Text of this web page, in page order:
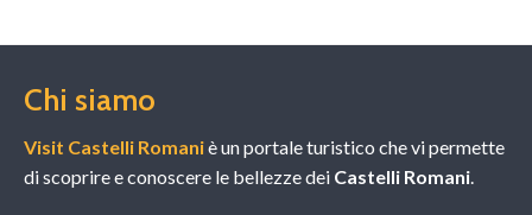
Chi siamo
Visit Castelli Romaniè un portale turistico che vi permette
di scoprire e conoscere le bellezze dei Castelli Romani